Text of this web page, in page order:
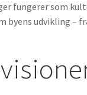
fungerer som
udvikling –